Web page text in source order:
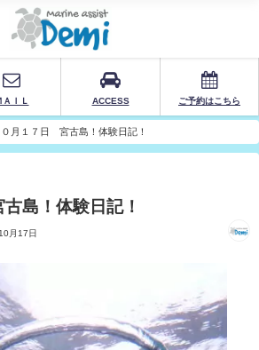
ＡＩＬ ACCESS ご予約はこちら
０月１７日 宮古島！体験日記！
島！体験日記！
月17日